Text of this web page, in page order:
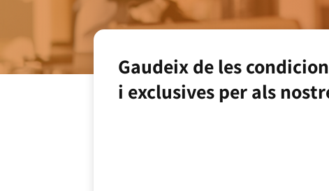
Gaudeix de les
i exclusives per als